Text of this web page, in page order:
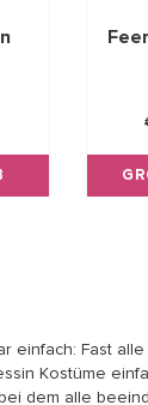
einfach: Fast
Kostüme
dem alle